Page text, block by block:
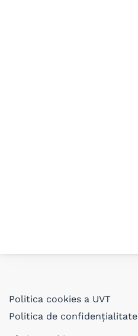
Politica cookies a UVT
Politica de confidențialitate